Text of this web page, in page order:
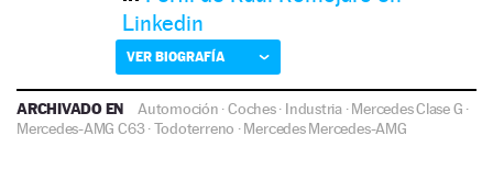
Linkedin
VER BIOGRAFÍA
ARCHIVADO EN Automoción ·Coches· Industria·Mercedes Clase G ·
Mercedes-AMG C63·Todoterreno ·Mercedes Mercedes-AMG